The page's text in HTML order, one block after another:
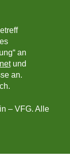
an
und
an.
– VFG. Alle